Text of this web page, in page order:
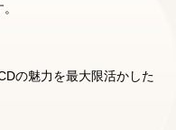
の魅力を最大限活かした